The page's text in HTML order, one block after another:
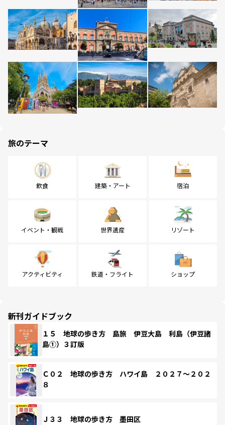
旅のテーマ
飲食 建築・アート 宿泊
イベント・観戦 世界遺産 リゾート
アクティビティ 鉄道・フライト ショップ
新刊ガイドブック
１５ 地球の歩き方 島旅 伊豆大島 利島（伊豆諸
島①）３訂版
Ｃ０２ 地球の歩き方 ハワイ島 ２０２７～２０２
８
Ｊ３３ 地球の歩き方 墨田区